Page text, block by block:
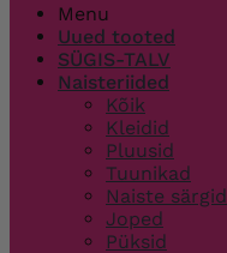
Menu
Uued tooted
SÜGIS-TALV
Naisteriided
Kõik
Kleidid
Pluusid
Tuunikad
Naiste särgid
Joped
Püksid